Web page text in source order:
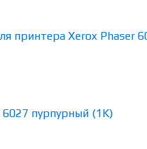
принтера Xerox Phaser